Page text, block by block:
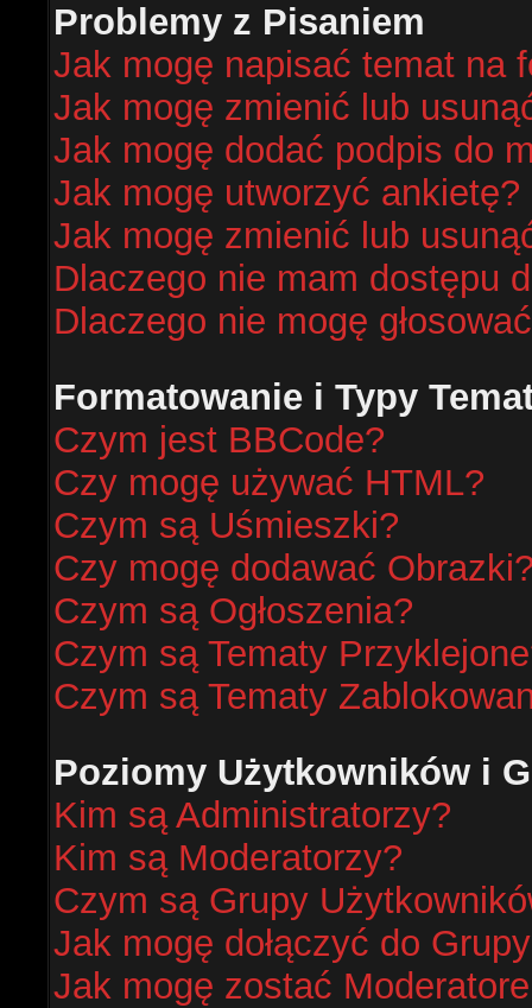
Problemy z Pisaniem
Jak mogę napisać temat na
Jak mogę zmienić lub
Jak mogę dodać podpis do
Jak mogę utworzyć ankietę?
Jak mogę zmienić lub
Dlaczego nie mam dostępu
Dlaczego nie mogę
Formatowanie i Typy
Czym jest BBCode?
Czy mogę używać HTML?
Czym są Uśmieszki?
Czy mogę dodawać
Czym są Ogłoszenia?
Czym są Tematy
Czym są Tematy
Poziomy Użytkowników i
Kim są Administratorzy?
Kim są Moderatorzy?
Czym są Grupy
Jak mogę dołączyć do
Jak mogę zostać